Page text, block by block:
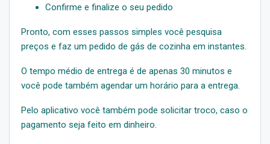
Confirme e finalize o seu pedido
Pronto, com esses passos simples você pesquisa
preços e faz um pedido de gás de cozinha em instantes.
O tempo médio de entrega é de apenas 30 minutos e
você pode também agendar um horário para a entrega.
Pelo aplicativo você também pode solicitar troco, caso o
pagamento seja feito em dinheiro.